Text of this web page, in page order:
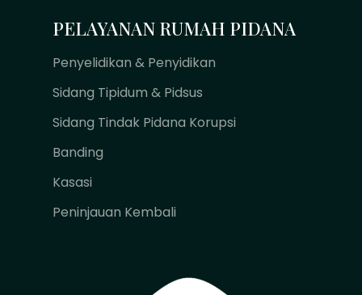
PELAYANAN RUMAH PIDANA
Penyelidikan & Penyidikan
Sidang Tipidum & Pidsus
Sidang Tindak Pidana Korupsi
Banding
Kasasi
Peninjauan Kembali